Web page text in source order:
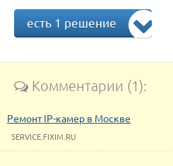
есть 1 решение
Комментарии (1):
Ремонт IP-камер в Москве
SERVICE.FIXIM.RU